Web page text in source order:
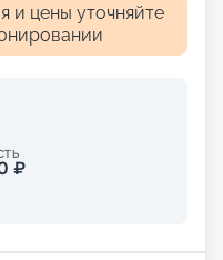
и цены уточняйте
₽